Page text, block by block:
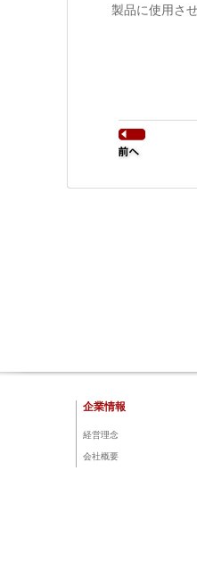
製品に使用さ
企業情報
経営理念
会社概要